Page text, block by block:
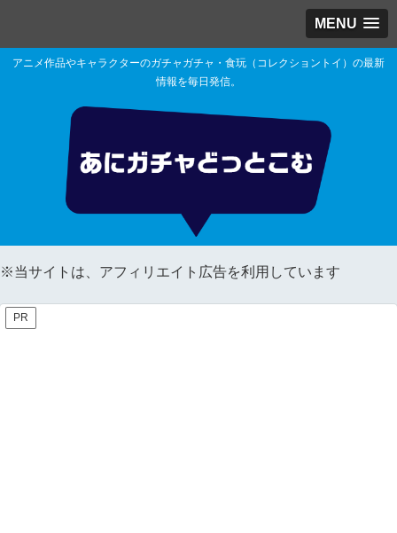
MENU
アニメ作品やキャラクターのガチャガチャ・食玩（コレクショントイ）の最新
情報を毎日発信。
※当サイトは、アフィリエイト広告を利用しています
PR